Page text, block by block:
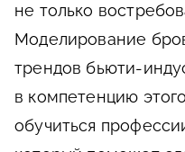
не только
Моделирование
трендов бьюти-
в компетенцию
обучиться